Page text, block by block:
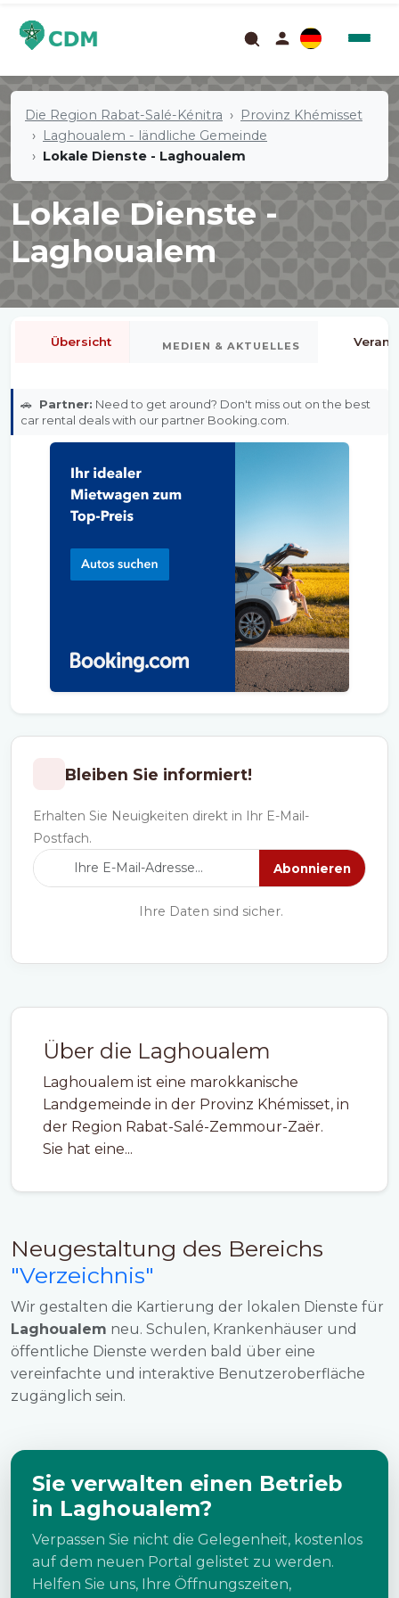
Die Region Rabat-Salé-Kénitra
Provinz Khémisset
Laghoualem - ländliche Gemeinde
Lokale Dienste - Laghoualem
Lokale Dienste -
Laghoualem
Über die Laghoualem
Laghoualem ist eine marokkanische
Landgemeinde in der Provinz Khémisset, in
der Region Rabat-Salé-Zemmour-Zaër.
Sie hat eine...
Neugestaltung des Bereichs
"Verzeichnis"
Wir gestalten die Kartierung der lokalen Dienste für
Laghoualem neu. Schulen, Krankenhäuser und
öffentliche Dienste werden bald über eine
vereinfachte und interaktive Benutzeroberfläche
zugänglich sein.
Sie verwalten einen Betrieb
in Laghoualem?
Verpassen Sie nicht die Gelegenheit, kostenlos
auf dem neuen Portal gelistet zu werden.
Helfen Sie uns, Ihre Öffnungszeiten,
Übersicht MEDIEN & AKTUELLES
🚗 Partner: Need to get around? Don't miss out on the best
car rental deals with our partner Booking.com.
Bleiben Sie informiert!
Erhalten Sie Neuigkeiten direkt in Ihr E-Mail-
Postfach.
Abonnieren
Ihre Daten sind sicher.